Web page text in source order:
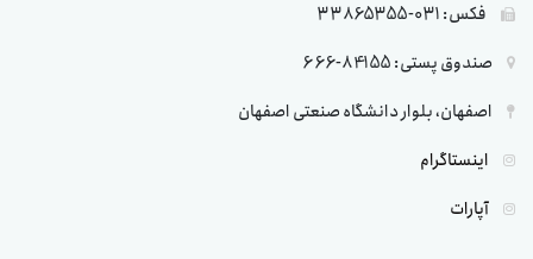
فکس: 031-33865355
صندوق پستی: 84155-666
اصفهان، بلوار دانشگاه صنعتی اصفهان
اینستاگرام
آپارات